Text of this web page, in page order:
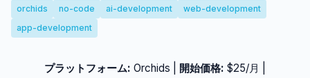
orchids no-code ai-development
web-development
app-development
プラットフォーム: Orchids | 開始価格: $25/月 |